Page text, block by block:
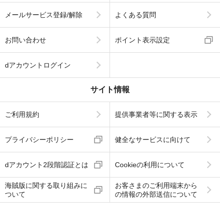
メールサービス登録/解除 よくある質問
お問い合わせ ポイント表示設定
dアカウントログイン
サイト情報
ご利用規約 提供事業者等に関する表示
プライバシーポリシー 健全なサービスに向けて
dアカウント2段階認証とは Cookieの利用について
海賊版に関する取り組みに
ついて
お客さまのご利用端末から
の情報の外部送信について